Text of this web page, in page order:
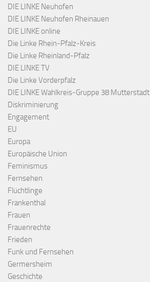
DIE LINKE Neuhofen
DIE LINKE Neuhofen Rheinauen
DIE LINKE online
Die Linke Rhein-Pfalz-Kreis
Die Linke Rheinland-Pfalz
DIE LINKE TV
Die Linke Vorderpfalz
DIE LINKE Wahlkreis-Gruppe 38 Mutterstadt
Diskriminierung
Engagement
EU
Europa
Europäische Union
Feminismus
Fernsehen
Flüchtlinge
Frankenthal
Frauen
Frauenrechte
Frieden
Funk und Fernsehen
Germersheim
Geschichte